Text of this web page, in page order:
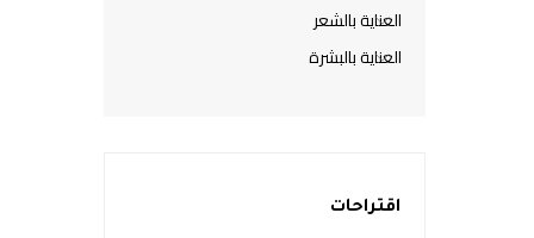
العناية بالشعر
العناية بالبشرة
اقتراحات